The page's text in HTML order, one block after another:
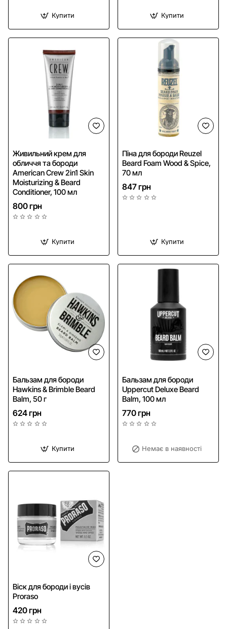
Купити Купити
Живильний крем для
обличчя та бороди
American Crew 2in1 Skin
Moisturizing & Beard
Conditioner, 100 мл
800 грн
Купити
Піна для бороди Reuzel
Beard Foam Wood & Spice,
70 мл
847 грн
Купити
Бальзам для бороди
Hawkins & Brimble Beard
Balm, 50 г
624 грн
Купити
Бальзам для бороди
Uppercut Deluxe Beard
Balm, 100 мл
770 грн
Немає в наявності
Віск для бороди і вусів
Proraso
420 грн